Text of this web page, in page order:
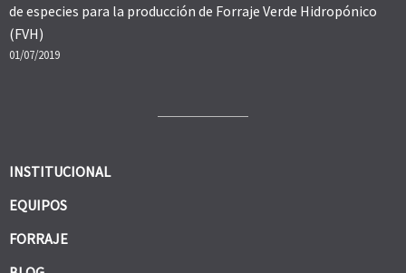
de especies para la producción de Forraje Verde Hidropónico
(FVH)
01/07/2019
INSTITUCIONAL
EQUIPOS
FORRAJE